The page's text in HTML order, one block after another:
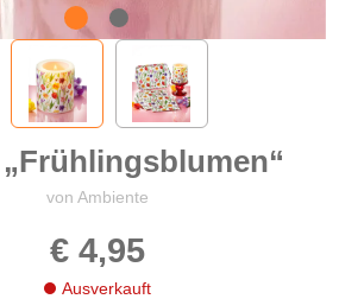
von Ambiente
€ 4,95
Ausverkauft